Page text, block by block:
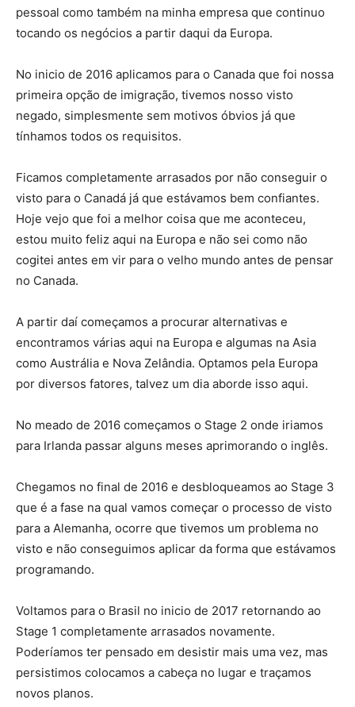
pessoal como também na minha empresa que continuo
tocando os negócios a partir daqui da Europa.
No inicio de 2016 aplicamos para o Canada que foi nossa
primeira opção de imigração, tivemos nosso visto
negado, simplesmente sem motivos óbvios já que
tínhamos todos os requisitos.
Ficamos completamente arrasados por não conseguir o
visto para o Canadá já que estávamos bem confiantes.
Hoje vejo que foi a melhor coisa que me aconteceu,
estou muito feliz aqui na Europa e não sei como não
cogitei antes em vir para o velho mundo antes de pensar
no Canada.
A partir daí começamos a procurar alternativas e
encontramos várias aqui na Europa e algumas na Asia
como Austrália e Nova Zelândia. Optamos pela Europa
por diversos fatores, talvez um dia aborde isso aqui.
No meado de 2016 começamos o Stage 2 onde iriamos
para Irlanda passar alguns meses aprimorando o inglês.
Chegamos no final de 2016 e desbloqueamos ao Stage 3
que é a fase na qual vamos começar o processo de visto
para a Alemanha, ocorre que tivemos um problema no
visto e não conseguimos aplicar da forma que estávamos
programando.
Voltamos para o Brasil no inicio de 2017 retornando ao
Stage 1 completamente arrasados novamente.
Poderíamos ter pensado em desistir mais uma vez, mas
persistimos colocamos a cabeça no lugar e traçamos
novos planos.